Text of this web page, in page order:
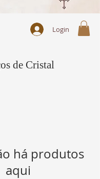
Login
de Cristal
há produtos
aqui